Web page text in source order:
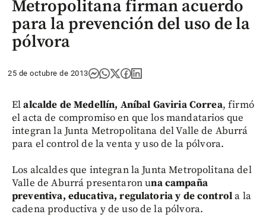
Metropolitana firman acuerdo
para la prevención del uso de la
pólvora
25 de octubre de 2013
Elalcalde de Medellín, Aníbal Gaviria Correa, firmó
el acta de compromiso en que los mandatarios que
integran la Junta Metropolitana del Valle de Aburrá
para el control de la venta y uso de la pólvora.
Los alcaldes que integran la Junta Metropolitana del
Valle de Aburrá presentaron una campaña
preventiva, educativa, regulatoria y de controla la
cadena productiva y de uso de la pólvora.